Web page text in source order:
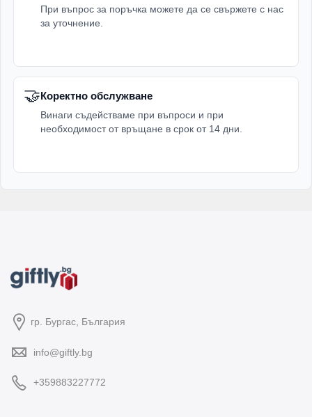
При въпрос за поръчка можете да се свържете с нас
за уточнение.
🤝Коректно обслужване
Винаги съдействаме при въпроси и при
необходимост от връщане в срок от 14 дни.
гр. Бургас, България
info@giftly.bg
+359883227772